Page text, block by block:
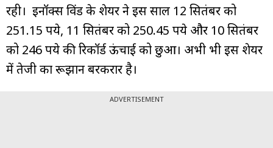
रही। इनॉक्स विंड के शेयर ने इस साल 12 सितंबर को
251.15 रुपये, 11 सितंबर को 250.45 रुपये और 10 सितंबर
को 246 रुपये की रिकॉर्ड ऊंचाई को छुआ। अभी भी इस शेयर
में तेजी का रूझान बरकरार है।
ADVERTISEMENT